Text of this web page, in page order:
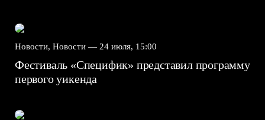
Новости, Новости — 24 июля, 15:00
Фестиваль «Специфик» представил программу
первого уикенда